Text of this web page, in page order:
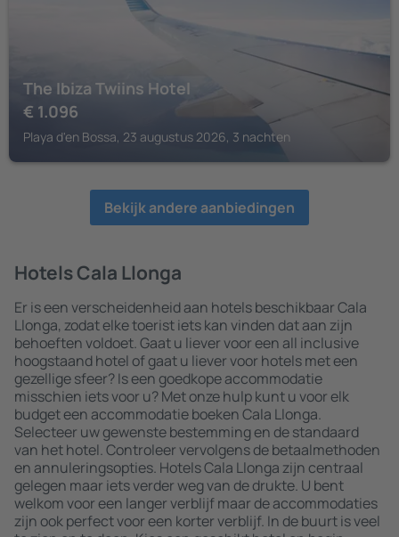
The Ibiza Twiins Hotel
€ 1.096
Playa d'en Bossa, 23 augustus 2026, 3 nachten
Bekijk andere aanbiedingen
Hotels Cala Llonga
Er is een verscheidenheid aan hotels beschikbaar Cala
Llonga, zodat elke toerist iets kan vinden dat aan zijn
behoeften voldoet. Gaat u liever voor een all inclusive
hoogstaand hotel of gaat u liever voor hotels met een
gezellige sfeer? Is een goedkope accommodatie
misschien iets voor u? Met onze hulp kunt u voor elk
budget een accommodatie boeken Cala Llonga.
Selecteer uw gewenste bestemming en de standaard
van het hotel. Controleer vervolgens de betaalmethoden
en annuleringsopties. Hotels Cala Llonga zijn centraal
gelegen maar iets verder weg van de drukte. U bent
welkom voor een langer verblijf maar de accommodaties
zijn ook perfect voor een korter verblijf. In de buurt is veel